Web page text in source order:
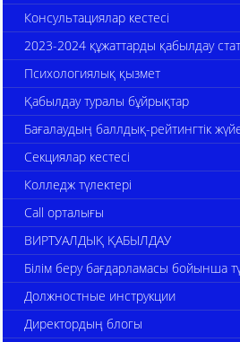
Консультациялар кестесі
2023-2024 құжаттарды қабылдау
Психологиялық қызмет
Қабылдау туралы бұйрықтар
Бағалаудың баллдық-рейтингтік
Секциялар кестесі
Колледж түлектері
Call орталығы
ВИРТУАЛДЫҚ ҚАБЫЛДАУ
Білім беру бағдарламасы бойынша
Должностные инструкции
Директордың блогы